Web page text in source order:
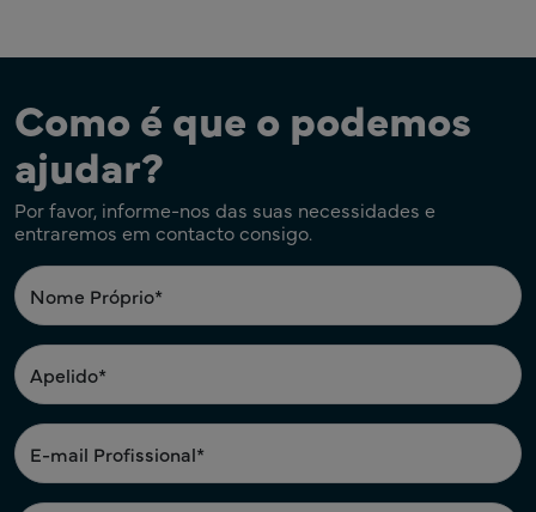
Como é que o podemos
ajudar?
Por favor, informe-nos das suas necessidades e
entraremos em contacto consigo.